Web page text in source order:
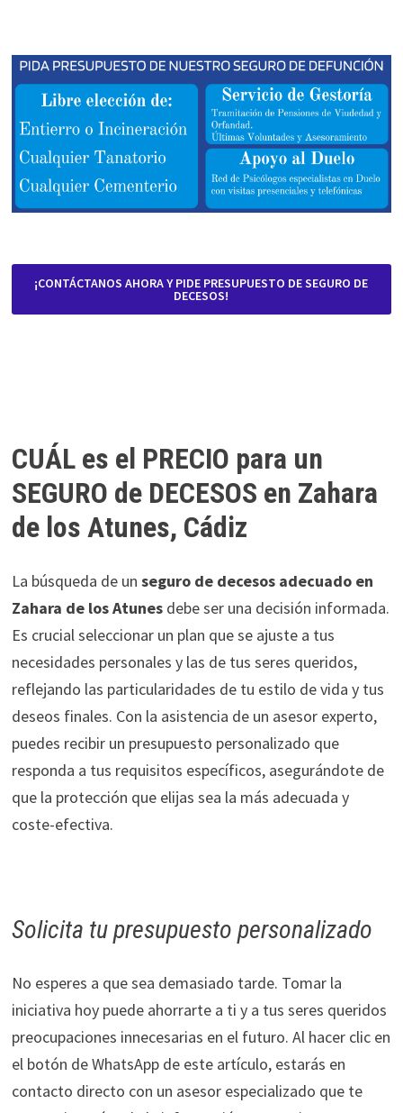
¡CONTÁCTANOS AHORA Y PIDE PRESUPUESTO DE SEGURO DE
DECESOS!
CUÁL es el PRECIO para un
SEGURO de DECESOS en Zahara
de los Atunes, Cádiz
La búsqueda de un seguro de decesos adecuado en
Zahara de los Atunesdebe ser una decisión informada.
Es crucial seleccionar un plan que se ajuste a tus
necesidades personales y las de tus seres queridos,
reflejando las particularidades de tu estilo de vida y tus
deseos finales. Con la asistencia de un asesor experto,
puedes recibir un presupuesto personalizado que
responda a tus requisitos específicos, asegurándote de
que la protección que elijas sea la más adecuada y
coste-efectiva.
Solicita tu presupuesto personalizado
No esperes a que sea demasiado tarde. Tomar la
iniciativa hoy puede ahorrarte a ti y a tus seres queridos
preocupaciones innecesarias en el futuro. Al hacer clic en
el botón de WhatsApp de este artículo, estarás en
contacto directo con un asesor especializado que te